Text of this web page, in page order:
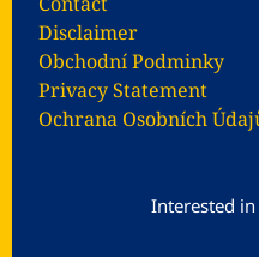
Disclaimer
Obchodní Podminky
Privacy Statement
Ochrana Osobních
Interested in